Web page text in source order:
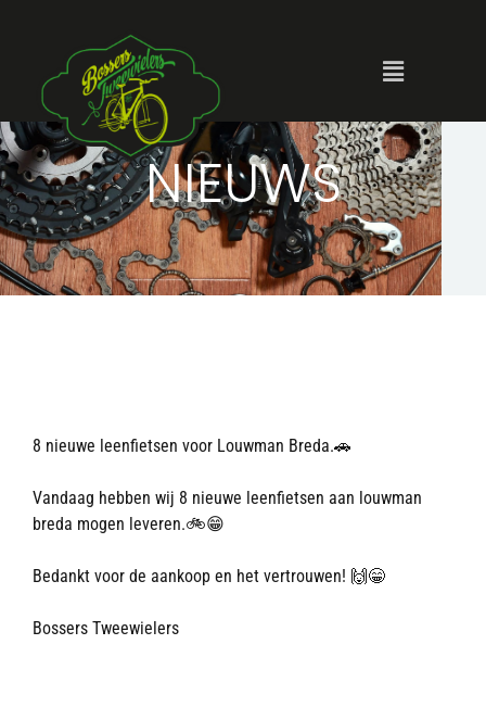
NIEUWS
8 nieuwe leenfietsen voor Louwman Breda.🚗
Vandaag hebben wij 8 nieuwe leenfietsen aan louwman
breda mogen leveren.🚲😁
Bedankt voor de aankoop en het vertrouwen! 🙌😁
Bossers Tweewielers